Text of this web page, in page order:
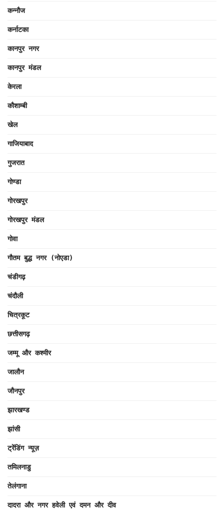
कन्नौज
कर्नाटका
कानपुर नगर
कानपुर मंडल
केरला
कौशाम्बी
खेल
गाजियाबाद
गुजरात
गोण्डा
गोरखपुर
गोरखपुर मंडल
गोवा
गौतम बुद्ध नगर (नोएडा)
चंडीगढ़
चंदौली
चित्रकूट
छत्तीसगढ़
जम्मू और कश्मीर
जालौन
जौनपुर
झारखण्ड
झांसी
ट्रेंडिंग न्यूज़
तमिलनाडु
तेलंगाना
दादरा और नगर हवेली एवं दमन और दीव